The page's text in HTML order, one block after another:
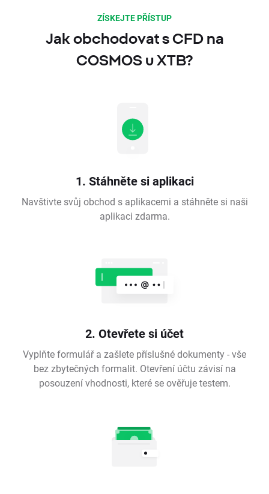
ZÍSKEJTE PŘÍSTUP
Jak obchodovat s CFD na
COSMOS u XTB?
1. Stáhněte si aplikaci
Navštivte svůj obchod s aplikacemi a stáhněte si naši
aplikaci zdarma.
2. Otevřete si účet
Vyplňte formulář a zašlete příslušné dokumenty - vše
bez zbytečných formalit. Otevření účtu závisí na
posouzení vhodnosti, které se ověřuje testem.